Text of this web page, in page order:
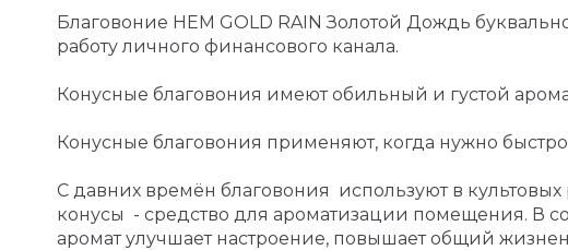
Благовоние HEM GOLD RAIN Золотой Дождь
работу личного финансового канала.
Конусные благовония имеют обильный и густой
Конусные благовония применяют, когда нужно
С давних времён благовония используют в
конусы - средство для ароматизации помещения. В
аромат улучшает настроение, повышает общий